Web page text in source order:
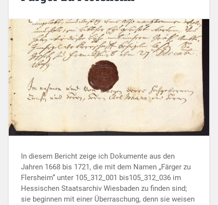
In diesem Bericht zeige ich Dokumente aus den
Jahren 1668 bis 1721, die mit dem Namen „Färger zu
Flersheim“ unter 105_312_001 bis105_312_036 im
Hessischen Staatsarchiv Wiesbaden zu finden sind;
sie beginnen mit einer Überraschung, denn sie weisen